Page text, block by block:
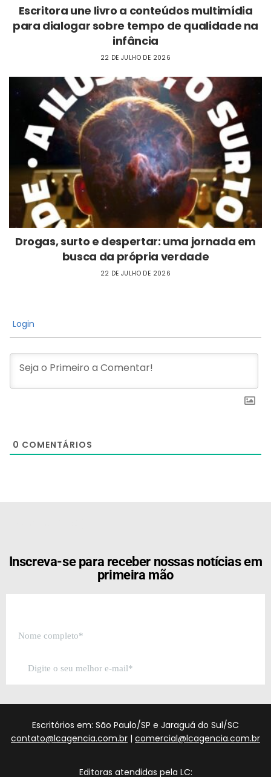
Escritora une livro a conteúdos multimídia
para dialogar sobre tempo de qualidade na
infância
22 DE JULHO DE 2026
Drogas, surto e despertar: uma jornada em
busca da própria verdade
22 DE JULHO DE 2026
Login
0 COMENTÁRIOS
Inscreva-se para receber nossas notícias em
primeira mão
Escritórios em: São Paulo/SP e Jaraguá do Sul/SC
contato@lcagencia.com.br | comercial@lcagencia.com.br
Editoras atendidas pela LC: